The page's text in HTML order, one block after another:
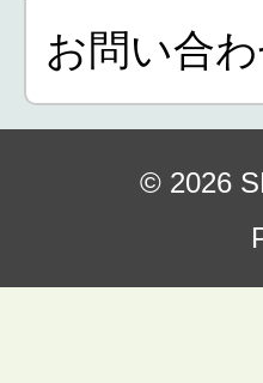
お問い合
© 2026